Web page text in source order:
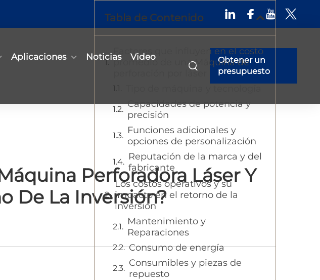
Aplicaciones Noticias
Video
Obtener un
presupuesto
Perforadora Láser Y
De La Inversión?
Tabla de Contenido
Factores que influyen en el costo
promedio de una Máquina de
perforación por láser
Capacidades de potencia y
precisión
Funciones adicionales y
opciones de personalización
Reputación de la marca y del
fabricante
Los costos operativos y su
impacto en el retorno de la
inversión
Mantenimiento y
Reparaciones
Consumo de energía
Consumibles y piezas de
repuesto